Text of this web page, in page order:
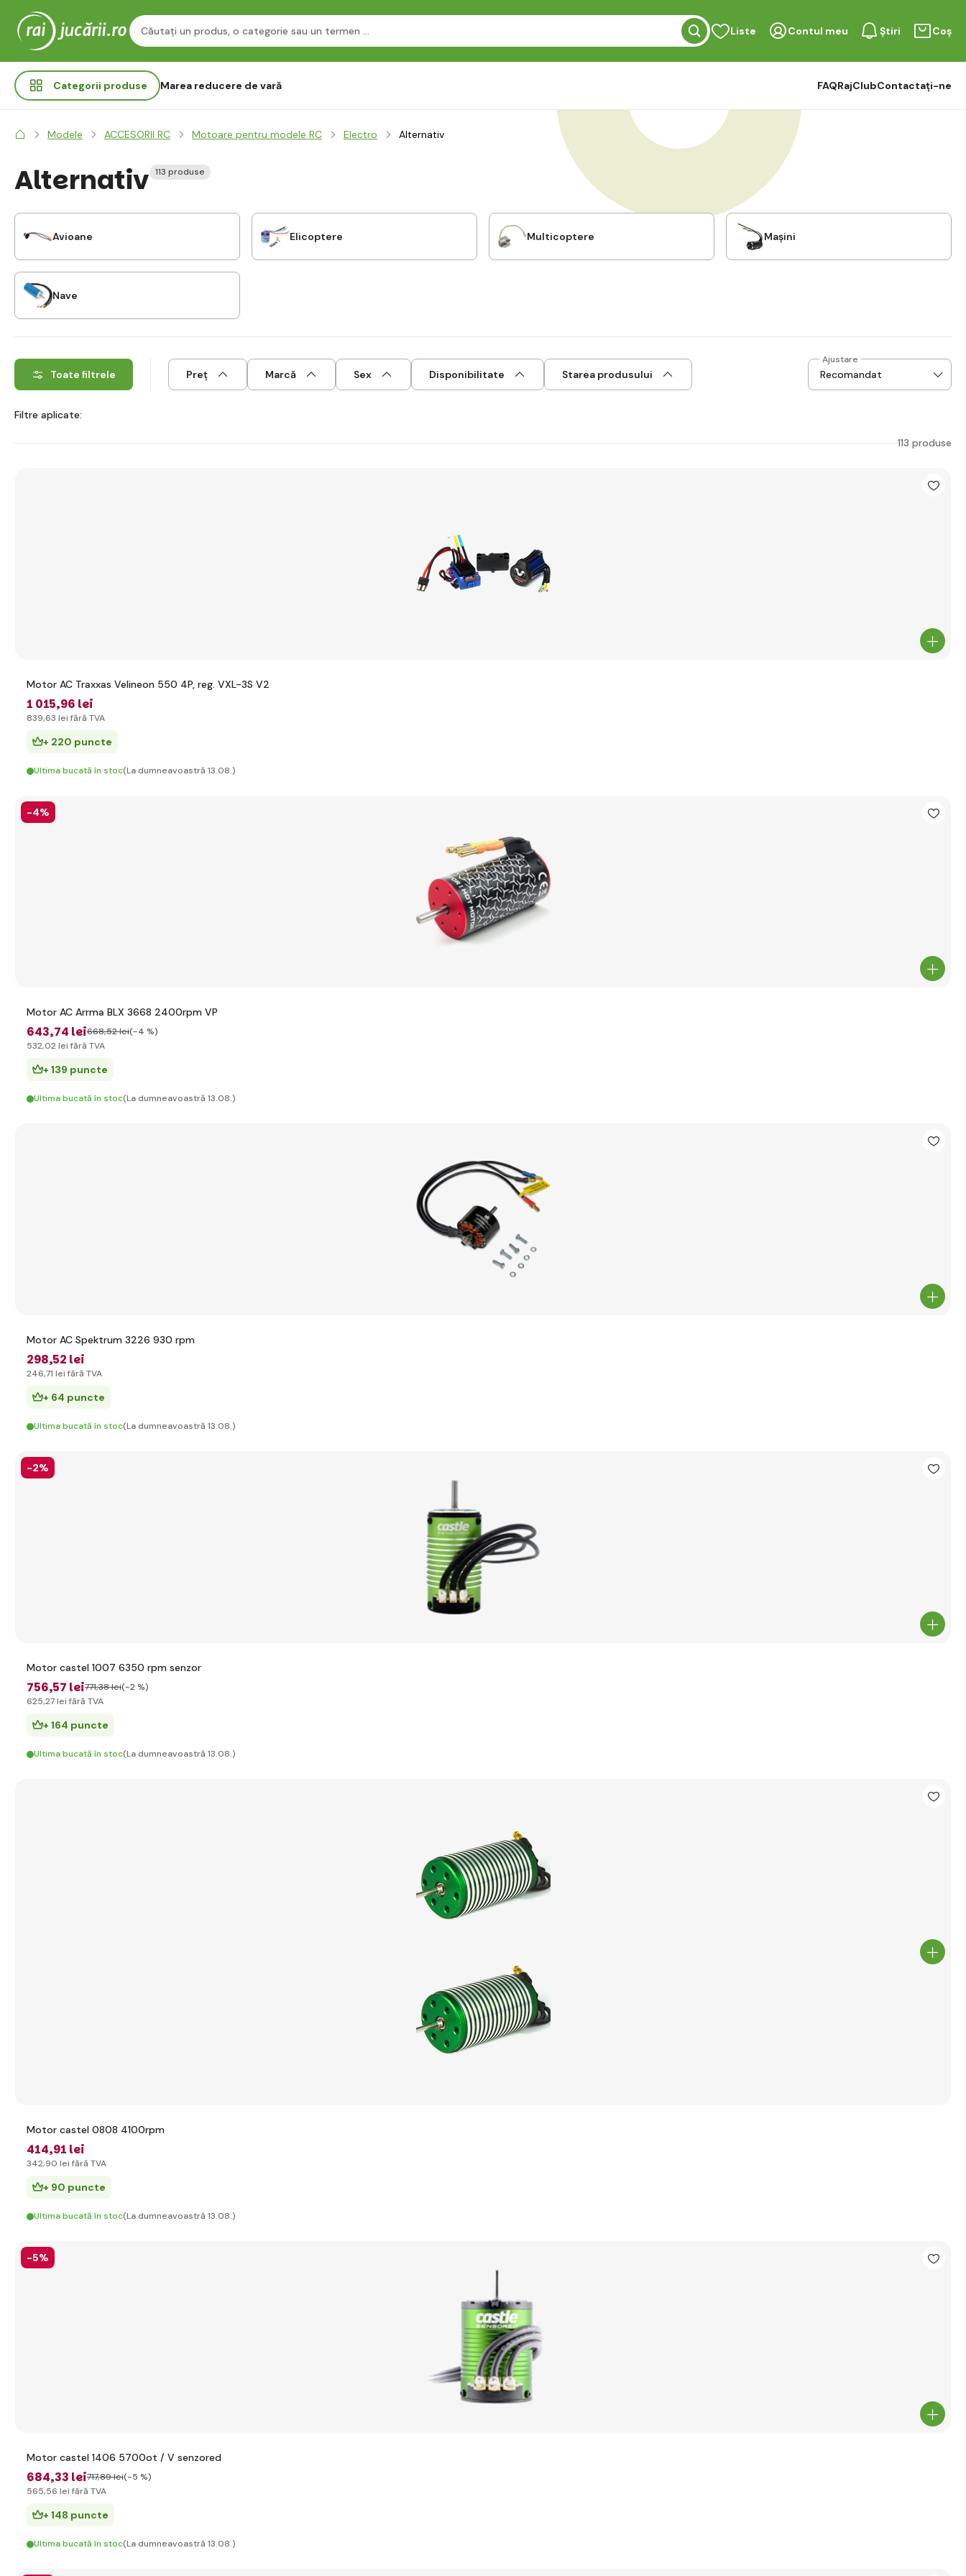
Liste Contul meu Știri Coș
Categorii produse Marea reducere de vară FAQRajClubContactați-ne
Modele ACCESORII RC Motoare pentru modele RC Electro Alternativ
Alternativ 113 produse
Avioane Elicoptere Multicoptere Mașini
Nave
Toate filtrele Preț Marcă Sex Disponibilitate Starea produsului
Ajustare
Filtre aplicate:
113 produse
Motor AC Traxxas Velineon 550 4P, reg. VXL-3S V2
1 015,96 lei
839,63 lei fără TVA
+ 220 puncte
Ultima bucată în stoc(La dumneavoastră 13.08.)
-4%
Motor AC Arrma BLX 3668 2400rpm VP
643,74 lei668,52 lei(-4 %)
532,02 lei fără TVA
+ 139 puncte
Ultima bucată în stoc(La dumneavoastră 13.08.)
Motor AC Spektrum 3226 930 rpm
298,52 lei
246,71 lei fără TVA
+ 64 puncte
Ultima bucată în stoc(La dumneavoastră 13.08.)
-2%
Motor castel 1007 6350 rpm senzor
756,57 lei771,38 lei(-2 %)
625,27 lei fără TVA
+ 164 puncte
Ultima bucată în stoc(La dumneavoastră 13.08.)
Motor castel 0808 4100rpm
414,91 lei
342,90 lei fără TVA
+ 90 puncte
Ultima bucată în stoc(La dumneavoastră 13.08.)
-5%
Motor castel 1406 5700ot / V senzored
684,33 lei717,89 lei(-5 %)
565,56 lei fără TVA
+ 148 puncte
Ultima bucată în stoc(La dumneavoastră 13.08.)